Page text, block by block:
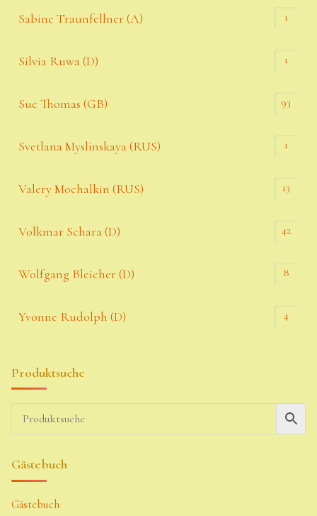
Sabine Traunfellner (A) 1
Silvia Ruwa (D) 1
Sue Thomas (GB) 93
Svetlana Myslinskaya (RUS) 1
Valery Mochalkin (RUS) 13
Volkmar Schara (D) 42
Wolfgang Bleicher (D) 8
Yvonne Rudolph (D) 4
Produktsuche
Gästebuch
Gästebuch